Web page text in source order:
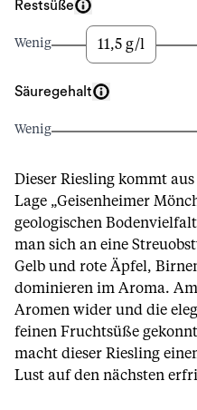
Restsüße
Wenig 11,5 g/l
Säuregehalt
Wenig
Dieser Riesling kommt
Lage „Geisenheimer
geologischen
man sich an eine
Gelb und rote Äpfel,
dominieren im Aroma.
Aromen wider und die
feinen Fruchtsüße
macht dieser Riesling
Lust auf den nächsten